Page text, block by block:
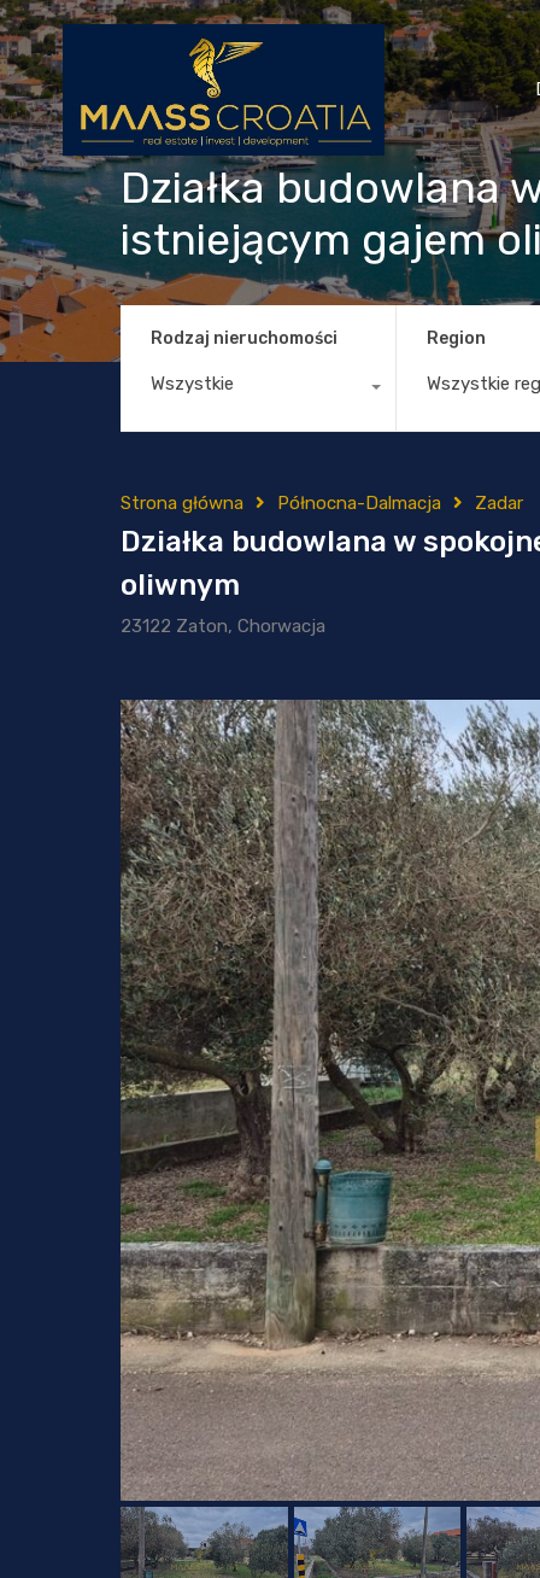
Działka budowlana
istniejącym gajem
Rodzaj nieruchomości
Wszystkie
Region
Wszystkie
Strona główna Północna-Dalmacja Zadar
Działka budowlana w
oliwnym
23122 Zaton, Chorwacja